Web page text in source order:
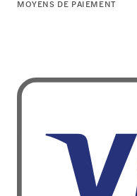
MOYENS DE PAIEMENT